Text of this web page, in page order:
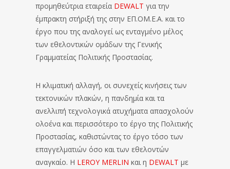
προμηθεύτρια εταιρεία DEWALT για την
έμπρακτη στήριξή της στην ΕΠ.ΟΜ.Ε.Α. και το
έργο που της αναλογεί ως ενταγμένο μέλος
των εθελοντικών ομάδων της Γενικής
Γραμματείας Πολιτικής Προστασίας.
Η κλιματική αλλαγή, οι συνεχείς κινήσεις των
τεκτονικών πλακών, η πανδημία και τα
ανελλιπή τεχνολογικά ατυχήματα απασχολούν
ολοένα και περισσότερο το έργο της Πολιτικής
Προστασίας, καθιστώντας το έργο τόσο των
επαγγελματιών όσο και των εθελοντών
αναγκαίο. Η LEROY MERLIN και η DEWALT με